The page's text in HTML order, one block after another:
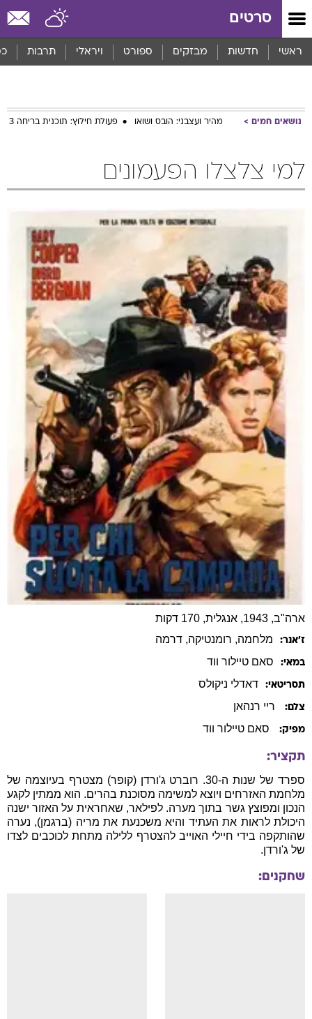
סרטים
ראשי חדשות מבזקים ספורט ויראלי תרבות
נושאים חמים מהיר ועצבני: הובס ושואו פעולת חילוץ: תוכנית בריחה 3
למי צלצלו הפעמונים
ארה"ב, 1943, אנגלית, 170 דקות
ז׳אנר: מלחמה, רומנטיקה, דרמה
במאי: סאם טיילור ווד
תסריטאי: דאדלי ניקולס
צלם: ריי רנהאן
מפיק: סאם טיילור ווד
תקציר:
ספרד של שנות ה-30. רוברט ג'ורדן (קופר) מצטרף בעיוצמה של
מלחמת האזרחים ויוצא למשימה מסוכנת בהרים. הוא ממתין לקגע
הנכון ומפוצץ גשר בתוך מערה. לפילאר, שאחראית על האזור ישנה
היכולת לראות את העתיד והיא משכנעת את מריה (ברגמן), נערה
שהותקפה בידי חיילי האוייב להצטרף ללילה מתחת לכוכבים לצדו
של ג'ורדן.
שחקנים: